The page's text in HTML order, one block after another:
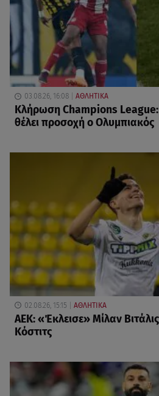
03.08.26, 16:08 ΑΘΛΗΤΙΚΑ
Κλήρωση Champions League:
θέλει προσοχή ο Ολυμπιακός
02.08.26, 15:15 ΑΘΛΗΤΙΚΑ
ΑΕΚ: «Έκλεισε» Μίλαν
Κόστιτς